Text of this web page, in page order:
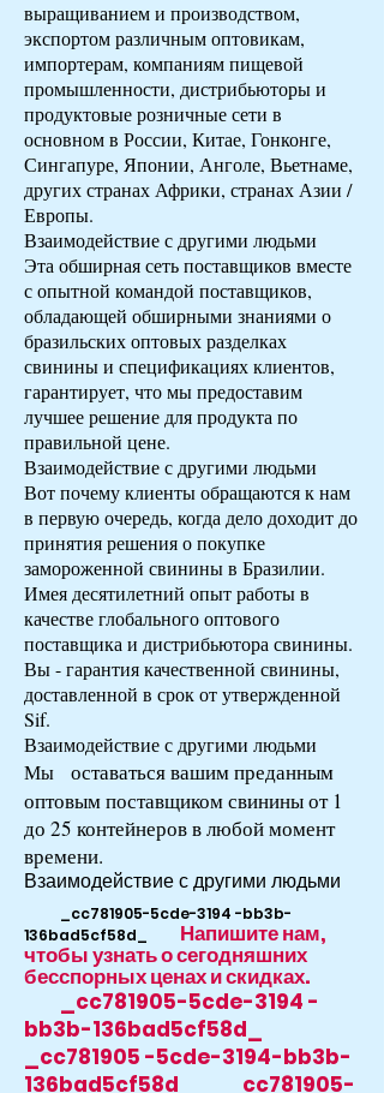
выращиванием и производством,
экспортом различным оптовикам,
импортерам, компаниям пищевой
промышленности, дистрибьюторы и
продуктовые розничные сети в
основном в России, Китае, Гонконге,
Сингапуре, Японии, Анголе, Вьетнаме,
других странах Африки, странах Азии /
Европы.
Взаимодействие с другими людьми
Эта обширная сеть поставщиков вместе
с опытной командой поставщиков,
обладающей обширными знаниями о
бразильских оптовых разделках
свинины и спецификациях клиентов,
гарантирует, что мы предоставим
лучшее решение для продукта по
правильной цене.
Взаимодействие с другими людьми
Вот почему клиенты обращаются к нам
в первую очередь, когда дело доходит до
принятия решения о покупке
замороженной свинины в Бразилии.
Имея десятилетний опыт работы в
качестве глобального оптового
поставщика и дистрибьютора свинины.
Вы - гарантия качественной свинины,
доставленной в срок от утвержденной
Sif.
Взаимодействие с другими людьми
Мы
оставатьсявашим преданным
оптовым поставщиком свинины от 1
до 25 контейнеров в любой момент
времени.
Взаимодействие с другими людьми
_cc781905-5cde-3194 -bb3b-
136bad5cf58d_
Напишите нам,
чтобы узнать о сегодняшних
бесспорных ценах и скидках.
_cc781905-5cde-3194 -
bb3b-136bad5cf58d_
_cc781905 -5cde-3194-bb3b-
136bad5cf58d_ _cc781905-